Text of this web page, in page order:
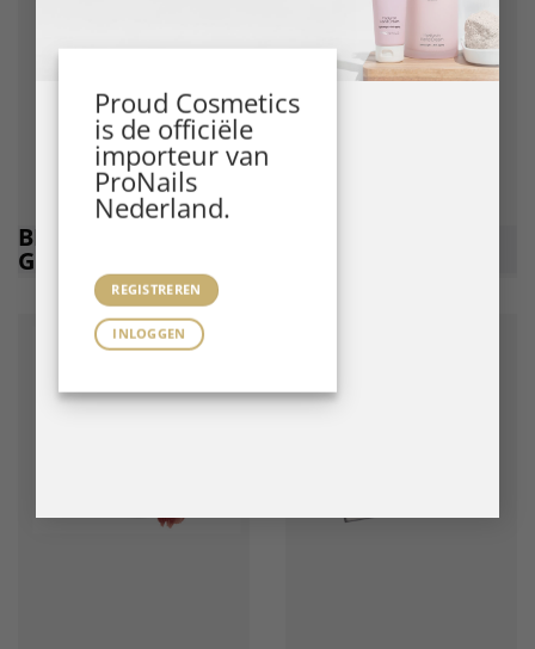
Proud Cosmetics
is de officiële
importeur van
ProNails
Nederland.
REGISTREREN
INLOGGEN
BIAB BSYSTEMS
GELS